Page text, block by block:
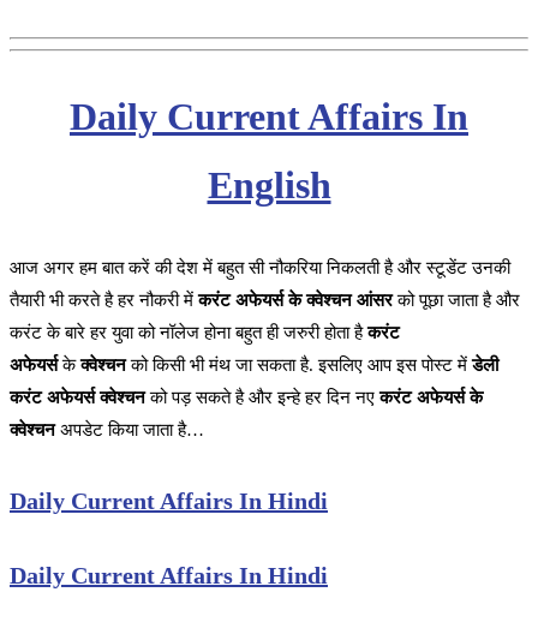
Daily Current Affairs In
English
आज अगर हम बात करें की देश में बहुत सी नौकरिया निकलती है और स्टूडेंट उनकी
तैयारी भी करते है हर नौकरी मेंकरंट अफेयर्स के क्वेश्चन आंसरको पूछा जाता है और
करंट के बारे हर युवा को नॉलेज होना बहुत ही जरुरी होता हैकरंट
अफेयर्सकेक्वेश्चनको किसी भी मंथ जा सकता है. इसलिए आप इस पोस्ट मेंडेली
करंट अफेयर्स क्वेश्चनको पड़ सकते है और इन्हे हर दिन नएकरंट अफेयर्स के
क्वेश्चनअपडेट किया जाता है…
Daily Current Affairs In Hindi
Daily Current Affairs In Hindi